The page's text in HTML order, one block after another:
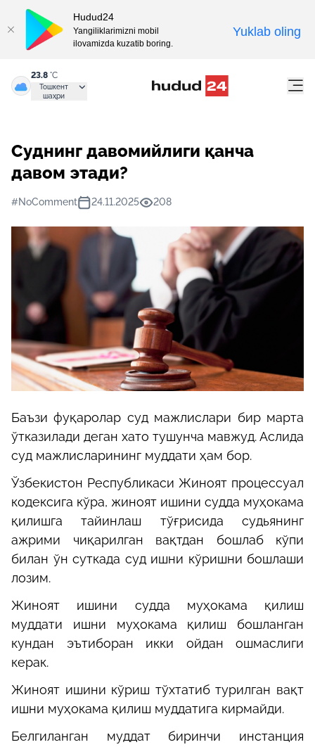
23.8 °C
Тошкент
шаҳри
Суднинг давомийлиги қанча
давом этади?
#NoComment 24.11.2025 208
Баъзи фуқаролар суд мажлислари бир марта
ўтказилади деган хато тушунча мавжуд. Аслида
суд мажлисларининг муддати ҳам бор.
Ўзбекистон Республикаси Жиноят процессуал
кодексига кўра, жиноят ишини судда муҳокама
қилишга тайинлаш тўғрисида судьянинг
ажрими чиқарилган вақтдан бошлаб кўпи
билан ўн суткада суд ишни кўришни бошлаши
лозим.
Жиноят ишини судда муҳокама қилиш
муддати ишни муҳокама қилиш бошланган
кундан эътиборан икки ойдан ошмаслиги
керак.
Жиноят ишини кўриш тўхтатиб турилган вақт
ишни муҳокама қилиш муддатига кирмайди.
Белгиланган муддат биринчи инстанция
Hudud24
Yangiliklarimizni mobil
ilovamizda kuzatib boring.
Yuklab oling